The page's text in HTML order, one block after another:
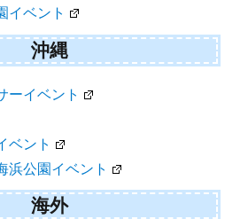
イベント
沖縄
ーイベント
ベント
浜公園イベント
海外